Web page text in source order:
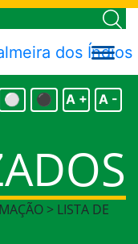
> LISTA DE
A -
A +
⚫
⚪